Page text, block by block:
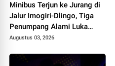
Minibus Terjun ke Jurang di
Jalur Imogiri-Dlingo, Tiga
Penumpang Alami Luka
Ringan
Augustus 03, 2026